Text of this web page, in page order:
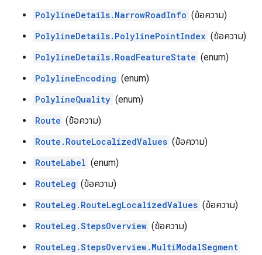
PolylineDetails.NarrowRoadInfo (ข้อความ)
PolylineDetails.PolylinePointIndex (ข้อความ)
PolylineDetails.RoadFeatureState (enum)
PolylineEncoding (enum)
PolylineQuality (enum)
Route (ข้อความ)
Route.RouteLocalizedValues (ข้อความ)
RouteLabel (enum)
RouteLeg (ข้อความ)
RouteLeg.RouteLegLocalizedValues (ข้อความ)
RouteLeg.StepsOverview (ข้อความ)
RouteLeg.StepsOverview.MultiModalSegment